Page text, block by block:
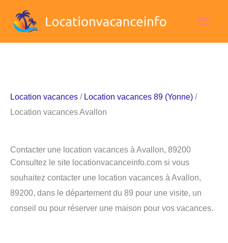
Location vacances / Location vacances 89 (Yonne) /
Location vacances Avallon
Contacter une location vacances à Avallon, 89200
Consultez le site locationvacanceinfo.com si vous
souhaitez contacter une location vacances à Avallon,
89200, dans le département du 89 pour une visite, un
conseil ou pour réserver une maison pour vos vacances.